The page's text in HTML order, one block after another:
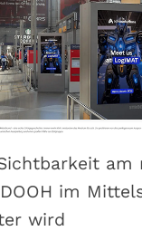
am
im
wird